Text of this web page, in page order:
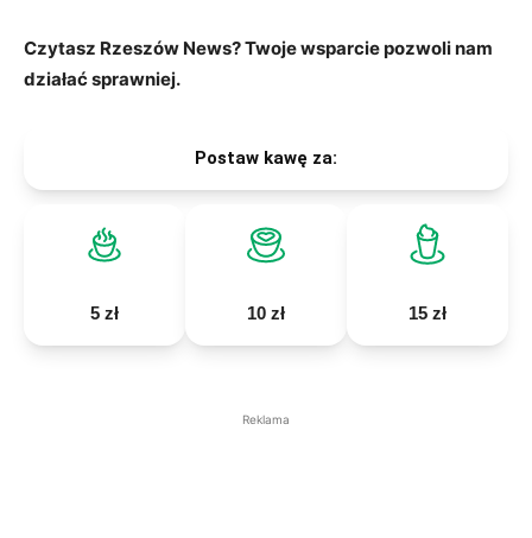
Czytasz Rzeszów News? Twoje wsparcie pozwoli nam
działać sprawniej.
Postaw kawę za:
5 zł 10 zł 15 zł
Reklama